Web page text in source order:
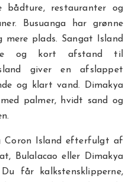
bådture, restauranter og
Busuanga har grønne
mere plads. Sangat Island
og kort afstand til
giver en afslappet
og klart vand. Dimakya
palmer, hvidt sand og
Coron Island efterfulgt af
Bulalacao eller Dimakya
får kalkstensklipperne,